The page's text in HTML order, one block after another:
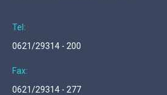
Tel:
0621/29314 - 200
Fax:
0621/29314 - 277